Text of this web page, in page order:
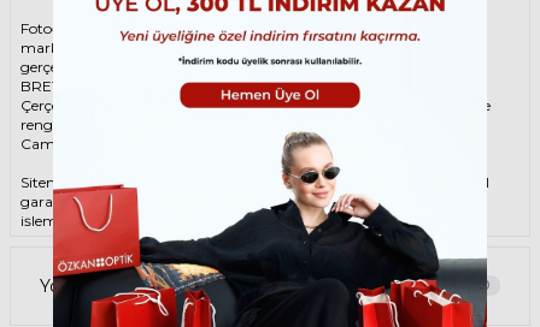
Fotoğraftaki Gözlük Çerçevesi kutusu gösterim amaçlı olup
markanın orijinal alternatiflerinden gönderim
gerçekleştirilebilmektedir.
BRETT Unisex Gri Gözlük ÇerçevesiBRETT MILES C07 49 Gözlük
Çerçevesi çerçeve şekli Oval, hammaddesi Asetat-Titanyum, çerçeve
rengi Gri renktir.
Camlar %100 korumalı renkli camların materyali ‘dir.
Sitemizden alacağınız BRETT Gözlük Çerçevesi %100 orijinal ve 2 yıl
garantilidir. Garanti kapsamındaki tüm parça değişim ve tamir
işlemlerini
ÖZKAN OPTİK
mağazalarından ücretsiz olarak destek
Garanti kapsamı dışındaki tüm parça değişim ve tamir işlemleri için
parça ücreti karşılığında ömür boyu Özkan Optik mağazalarından
destek alabilirsiniz ya da
Yorumlar 0